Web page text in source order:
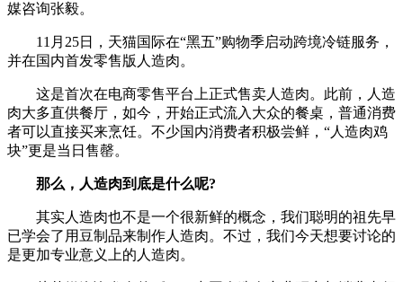
媒咨询张毅。
11月25日，天猫国际在“黑五”购物季启动跨境冷链服务，
并在国内首发零售版人造肉。
这是首次在电商零售平台上正式售卖人造肉。此前，人造
肉大多直供餐厅，如今，开始正式流入大众的餐桌，普通消费
者可以直接买来烹饪。不少国内消费者积极尝鲜，“人造肉鸡
块”更是当日售罄。
那么，人造肉到底是什么呢?
其实人造肉也不是一个很新鲜的概念，我们聪明的祖先早
已学会了用豆制品来制作人造肉。不过，我们今天想要讨论的
是更加专业意义上的人造肉。